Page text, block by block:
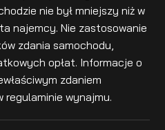
nie był mniejszy niż w
najemcy. Nie zastosowanie
zdania samochodu,
opłat. Informacje o
zdaniem
regulaminie wynajmu.